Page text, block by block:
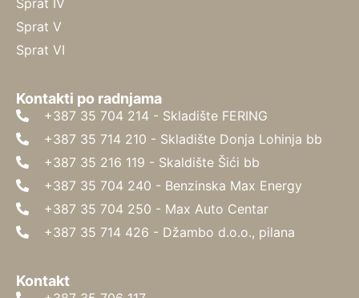
Sprat IV
Sprat V
Sprat VI
Kontakti po radnjama
+387 35 704 214 - Skladište FERING
+387 35 714 210 - Skladište Donja Lohinja bb
+387 35 216 119 - Skaldište Šići bb
+387 35 704 240 - Benzinska Max Energy
+387 35 704 250 - Max Auto Centar
+387 35 714 426 - Džambo d.o.o., pilana
Kontakt